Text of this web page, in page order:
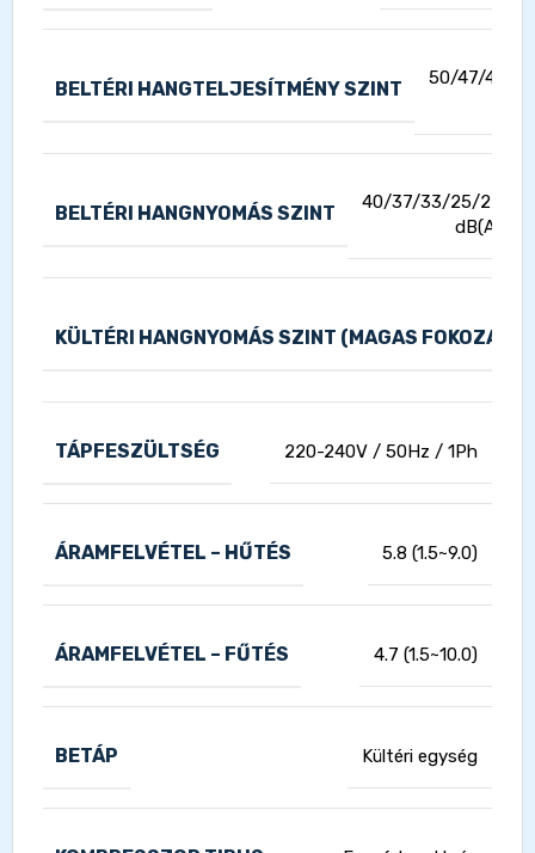
BELTÉRI HANGTELJESÍTMÉNY SZINT
50/47/43/
BELTÉRI HANGNYOMÁS SZINT
40/37/33/25/22
dB(A)
KÜLTÉRI HANGNYOMÁS SZINT (MAGAS FOKOZAT)
TÁPFESZÜLTSÉG 220-240V / 50Hz / 1Ph
ÁRAMFELVÉTEL – HŰTÉS 5.8 (1.5~9.0)
ÁRAMFELVÉTEL – FŰTÉS 4.7 (1.5~10.0)
BETÁP Kültéri egység